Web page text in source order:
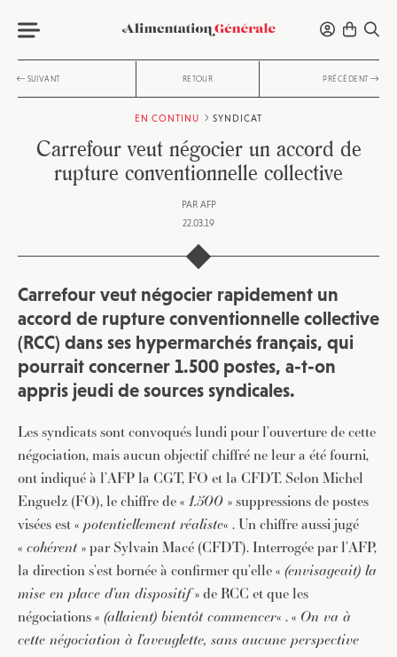
SUIVANT RETOUR PRÉCÉDENT
EN CONTINU SYNDICAT
Carrefour veut négocier un accord de
rupture conventionnelle collective
PAR AFP
22.03.19
Carrefour veut négocier rapidement un
accord de rupture conventionnelle collective
(RCC) dans ses hypermarchés français, qui
pourrait concerner 1.500 postes, a-t-on
appris jeudi de sources syndicales.
Les syndicats sont convoqués lundi pour l’ouverture de cette
négociation, mais aucun objectif chiffré ne leur a été fourni,
ont indiqué à l’AFP la CGT, FO et la CFDT. Selon Michel
Enguelz (FO), le chiffre de «1.500 » suppressions de postes
visées est « potentiellement réaliste« . Un chiffre aussi jugé
« cohérent» par Sylvain Macé (CFDT). Interrogée par l’AFP,
la direction s’est bornée à confirmer qu’elle « (envisageait) la
mise en place d’un dispositif» de RCC et que les
négociations « (allaient) bientôt commencer« . « On va à
cette négociation à l’aveuglette, sans aucune perspective